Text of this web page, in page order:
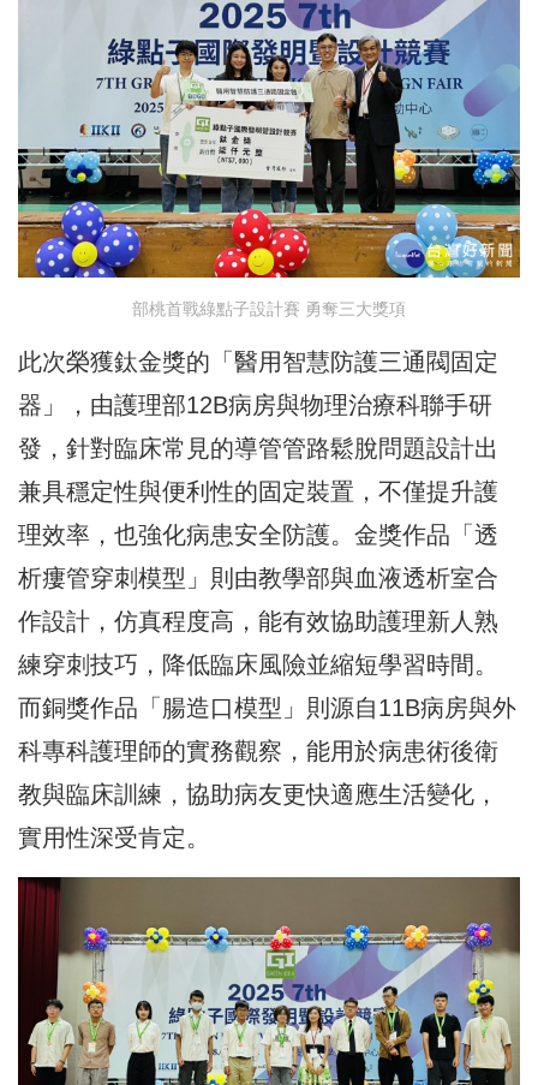
部桃首戰綠點子設計賽 勇奪三大獎項
此次榮獲鈦金獎的「醫用智慧防護三通閥固定
器」，由護理部12B病房與物理治療科聯手研
發，針對臨床常見的導管管路鬆脫問題設計出
兼具穩定性與便利性的固定裝置，不僅提升護
理效率，也強化病患安全防護。金獎作品「透
析瘻管穿刺模型」則由教學部與血液透析室合
作設計，仿真程度高，能有效協助護理新人熟
練穿刺技巧，降低臨床風險並縮短學習時間。
而銅獎作品「腸造口模型」則源自11B病房與外
科專科護理師的實務觀察，能用於病患術後衛
教與臨床訓練，協助病友更快適應生活變化，
實用性深受肯定。